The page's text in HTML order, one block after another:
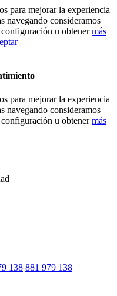
para mejorar la experiencia
navegando consideramos
configuración u obtenermás
para mejorar la experiencia
navegando consideramos
configuración u obtenermás
881 979 138